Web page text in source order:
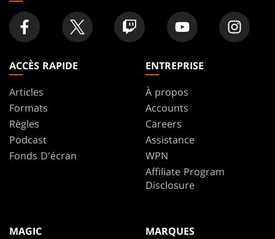
ACCÈS RAPIDE
Articles
Formats
Règles
Podcast
Fonds D'écran
ENTREPRISE
À propos
Accounts
Careers
Assistance
WPN
Affiliate Program
Disclosure
MAGIC
MARQUES